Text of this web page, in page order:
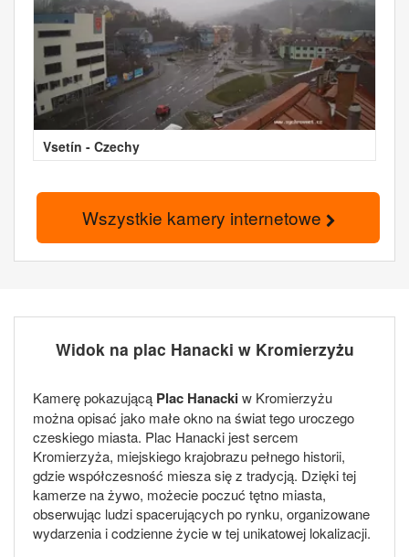
Vsetín - Czechy
Wszystkie kamery internetowe
Widok na plac Hanacki w Kromierzyżu
Kamerę pokazującą Plac Hanackiw Kromierzyżu
można opisać jako małe okno na świat tego uroczego
czeskiego miasta. Plac Hanacki jest sercem
Kromierzyża, miejskiego krajobrazu pełnego historii,
gdzie współczesność miesza się z tradycją. Dzięki tej
kamerze na żywo, możecie poczuć tętno miasta,
obserwując ludzi spacerujących po rynku, organizowane
wydarzenia i codzienne życie w tej unikatowej lokalizacji.